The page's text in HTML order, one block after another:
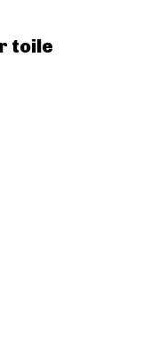
toile